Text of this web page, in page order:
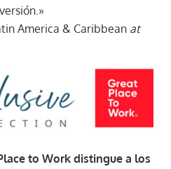
America & Caribbean at
to Work distingue a los